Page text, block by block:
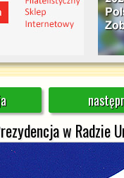
w Radzie